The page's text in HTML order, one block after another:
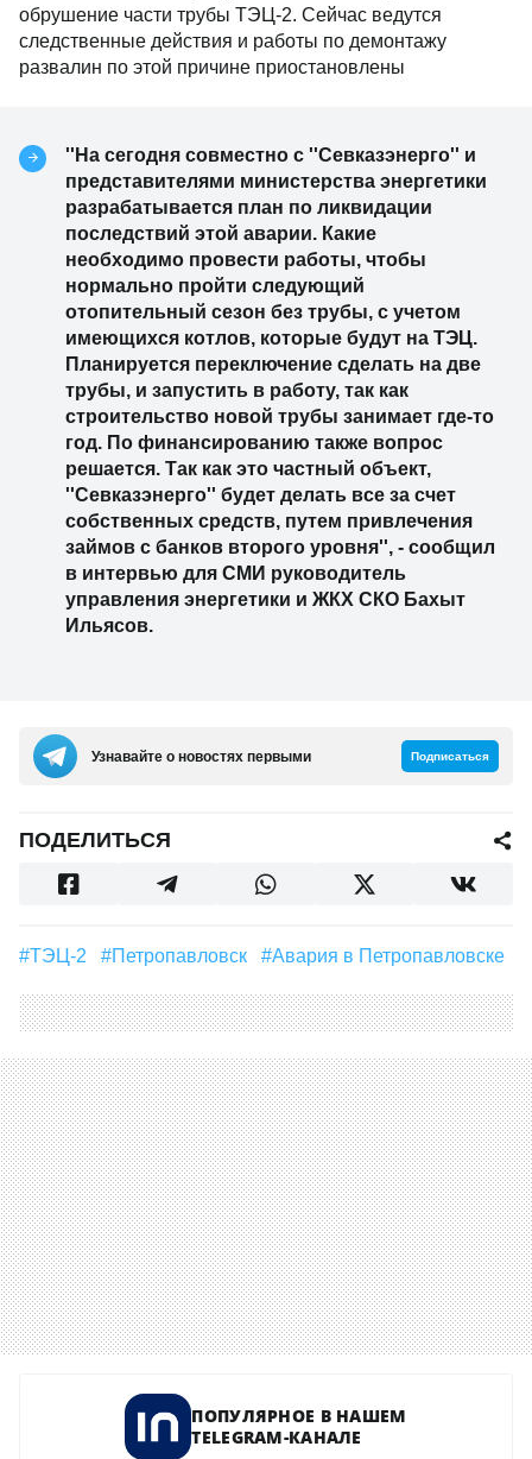
обрушение части трубы ТЭЦ-2. Сейчас ведутся
следственные действия и работы по демонтажу
развалин по этой причине приостановлены
''На сегодня совместно с ''Севказэнерго'' и
представителями министерства энергетики
разрабатывается план по ликвидации
последствий этой аварии. Какие
необходимо провести работы, чтобы
нормально пройти следующий
отопительный сезон без трубы, с учетом
имеющихся котлов, которые будут на ТЭЦ.
Планируется переключение сделать на две
трубы, и запустить в работу, так как
строительство новой трубы занимает где-то
год. По финансированию также вопрос
решается. Так как это частный объект,
''Севказэнерго'' будет делать все за счет
собственных средств, путем привлечения
займов с банков второго уровня'', - сообщил
в интервью для СМИ руководитель
управления энергетики и ЖКХ СКО Бахыт
Ильясов.
Узнавайте о новостях первыми Подписаться
ПОДЕЛИТЬСЯ
#ТЭЦ-2 #Петропавловск #авария в Петропавловске